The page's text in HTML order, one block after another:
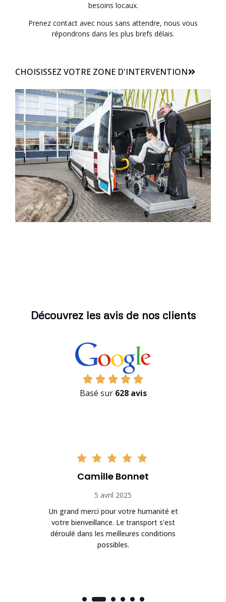
besoins locaux.
Prenez contact avec nous sans attendre, nous vous
répondrons dans les plus brefs délais.
CHOISISSEZ VOTRE ZONE D'INTERVENTION
Découvrez les avis de nos clients
Basé sur 628 avis
Camille Bonnet
5 avril 2025
Un grand merci pour votre humanité et
votre bienveillance. Le transport s'est
déroulé dans les meilleures conditions
possibles.